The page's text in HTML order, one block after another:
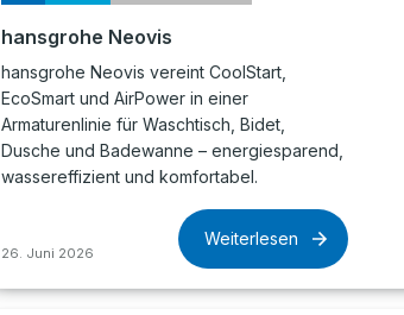
hansgrohe Neovis
hansgrohe Neovis vereint CoolStart,
EcoSmart und AirPower in einer
Armaturenlinie für Waschtisch, Bidet,
Dusche und Badewanne – energiesparend,
wassereffizient und komfortabel.
26. Juni 2026
Weiterlesen